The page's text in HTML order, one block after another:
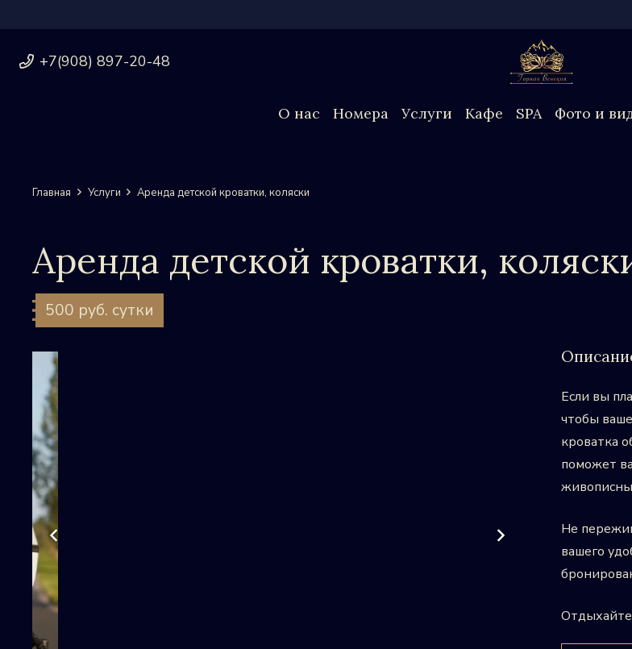
+7(908) 897-20-48
О нас Номера Услуги Кафе SPA Фото и
Главная Услуги Аренда детской кроватки, коляски
Аренда детской кроватки,
500 руб. сутки
Если вы
чтобы
кроватка
поможет
Не
вашего